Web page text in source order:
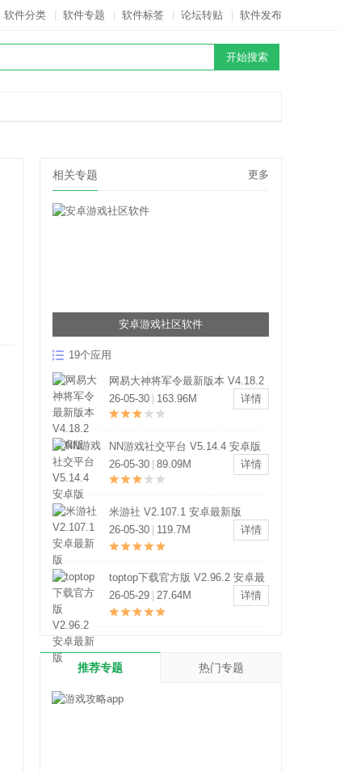
软件分类 软件专题 软件标签 论坛转贴 软件发布
相关专题 更多
安卓游戏社区软件
19个应用
网易大神将军令最新版本 V4.18.2
安卓版
26-05-30 163.96M 详情
NN游戏社交平台 V5.14.4 安卓版
26-05-30 89.09M 详情
米游社 V2.107.1 安卓最新版
26-05-30
119.7M 详情
toptop下载官方版 V2.96.2 安卓最
新版
26-05-29 27.64M 详情
推荐专题 热门专题